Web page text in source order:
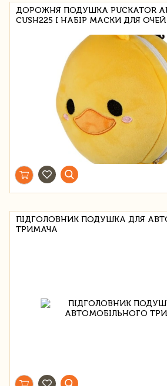
ДОРОЖНЯ ПОДУШКА PUCKATOR
CUSH225 І НАБІР МАСКИ ДЛЯ ОЧЕЙ
ПІДГОЛОВНИК ПОДУШКА ДЛЯ
ТРИМАЧА